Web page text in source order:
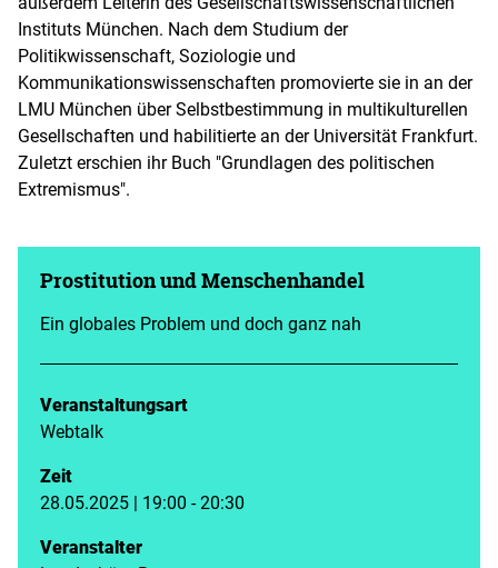
Instituts München. Nach dem Studium der
Politikwissenschaft, Soziologie und
Kommunikationswissenschaften promovierte sie in an der
LMU München über Selbstbestimmung in multikulturellen
Gesellschaften und habilitierte an der Universität Frankfurt.
Zuletzt erschien ihr Buch "Grundlagen des politischen
Extremismus".
Prostitution und Menschenhandel
Ein globales Problem und doch ganz nah
Veranstaltungsart
Webtalk
Zeit
28.05.2025 | 19:00 - 20:30
Veranstalter